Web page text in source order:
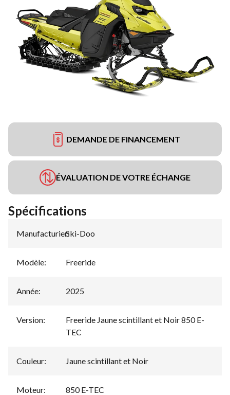
DEMANDE DE FINANCEMENT
ÉVALUATION DE VOTRE ÉCHANGE
Spécifications
Manufacturier:
Ski-Doo
Modèle: Freeride
Année: 2025
Version:
Freeride Jaune scintillant et Noir 850 E-
TEC
Couleur: Jaune scintillant et Noir
Moteur: 850 E-TEC